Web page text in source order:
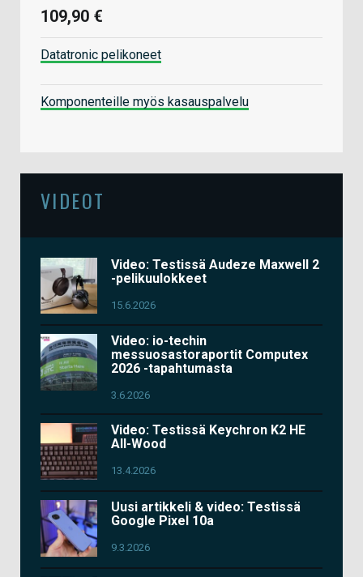
109,90 €
Datatronic pelikoneet
Komponenteille myös kasauspalvelu
VIDEOT
Video: Testissä Audeze Maxwell 2
-pelikuulokkeet
15.6.2026
Video: io-techin
messuosastoraportit Computex
2026 -tapahtumasta
3.6.2026
Video: Testissä Keychron K2 HE
All-Wood
13.4.2026
Uusi artikkeli & video: Testissä
Google Pixel 10a
9.3.2026